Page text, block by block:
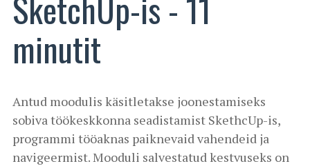
minutit
Antud moodulis käsitletakse joonestamiseks
sobiva töökeskkonna seadistamist SkethcUp-is,
programmi tööaknas paiknevaid vahendeid ja
navigeermist. Mooduli salvestatud kestvuseks on